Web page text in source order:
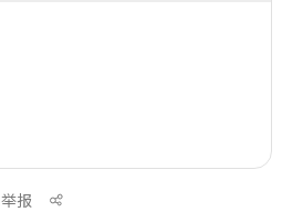
举报